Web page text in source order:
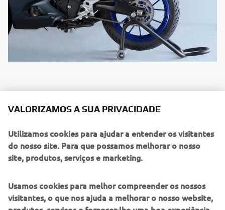
VALORIZAMOS A SUA PRIVACIDADE
Utilizamos cookies para ajudar a entender os visitantes
do nosso site. Para que possamos melhorar o nosso
site, produtos, serviços e marketing.
Usamos cookies para melhor compreender os nossos
visitantes, o que nos ajuda a melhorar o nosso website,